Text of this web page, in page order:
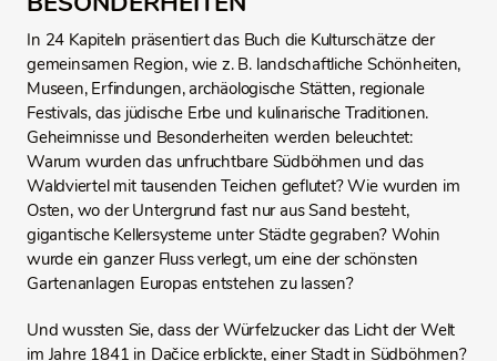
In 24 Kapiteln präsentiert das Buch die Kulturschätze der
gemeinsamen Region, wie z. B. landschaftliche Schönheiten,
Museen, Erfindungen, archäologische Stätten, regionale
Festivals, das jüdische Erbe und kulinarische Traditionen.
Geheimnisse und Besonderheiten werden beleuchtet:
Warum wurden das unfruchtbare Südböhmen und das
Waldviertel mit tausenden Teichen geflutet? Wie wurden im
Osten, wo der Untergrund fast nur aus Sand besteht,
gigantische Kellersysteme unter Städte gegraben? Wohin
wurde ein ganzer Fluss verlegt, um eine der schönsten
Gartenanlagen Europas entstehen zu lassen?
Und wussten Sie, dass der Würfelzucker das Licht der Welt
im Jahre 1841 in Dačice erblickte, einer Stadt in Südböhmen?